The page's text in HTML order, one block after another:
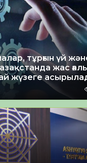
тұрғын үй
жас
жүзеге